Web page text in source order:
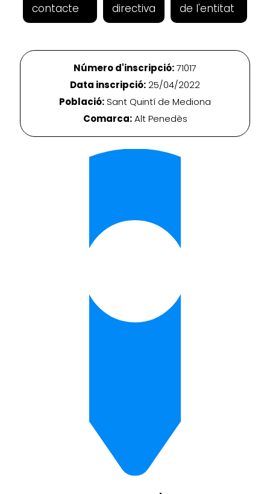
contacte
directiva
de l'entitat
Número d'inscripció:71017
Data inscripció:25/04/2022
Població:Sant Quintí de Mediona
Comarca:Alt Penedès